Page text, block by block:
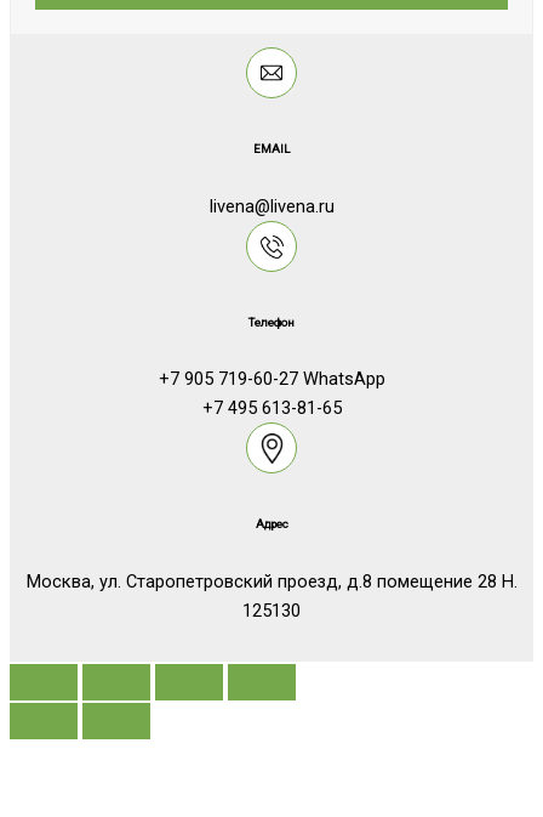
EMAIL
livena@livena.ru
Телефон
+7 905 719-60-27 WhatsApp
+7 495 613-81-65
Адрес
Москва, ул. Старопетровский проезд, д.8 помещение 28 Н.
125130